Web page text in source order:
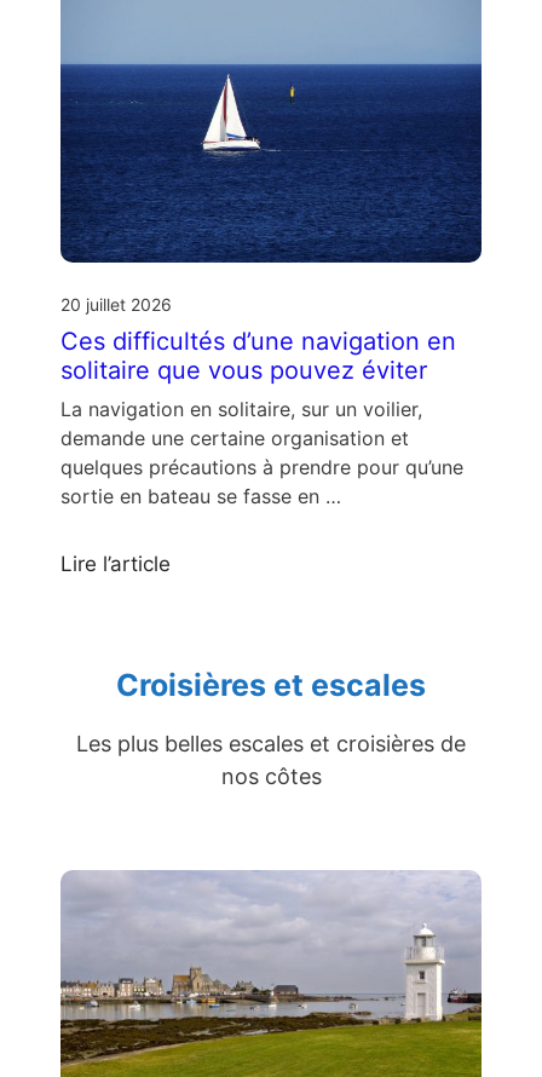
20 juillet 2026
Ces difficultés d’une navigation en
solitaire que vous pouvez éviter
La navigation en solitaire, sur un voilier,
demande une certaine organisation et
quelques précautions à prendre pour qu’une
sortie en bateau se fasse en …
Lire l’article
Croisières et escales
Les plus belles escales et croisières de
nos côtes